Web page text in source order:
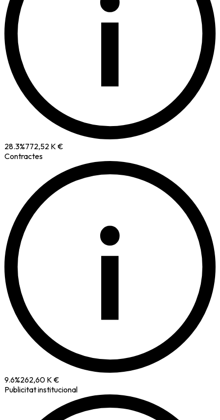
i
28.3%772,52 K €
Contractes
i
9.6%262,60 K €
Publicitat institucional